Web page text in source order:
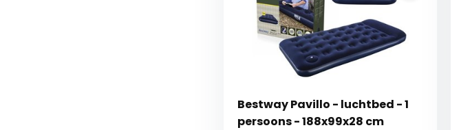
Bestway Pavillo - luchtbed - 1
persoons - 188x99x28 cm